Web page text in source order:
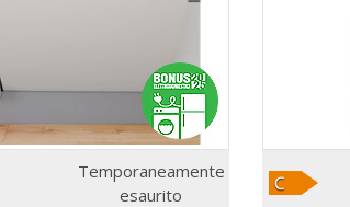
Temporaneamente
esaurito